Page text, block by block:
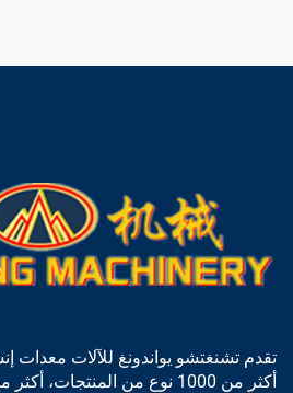
تقدم تشنغتشو يواندونغ للآلات معدات